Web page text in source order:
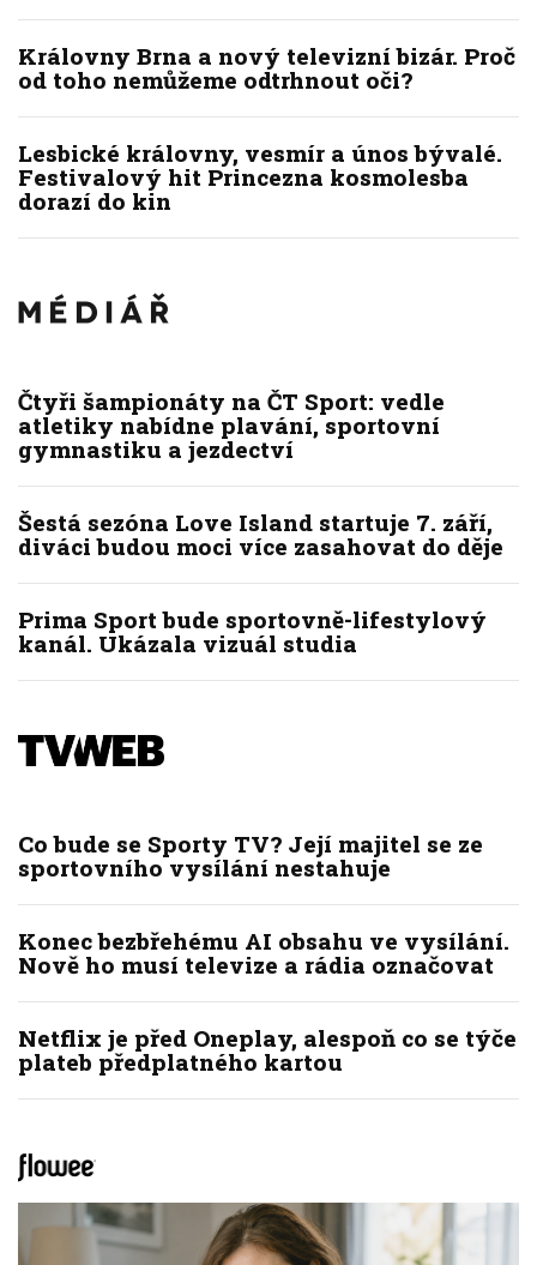
Královny Brna a nový televizní bizár. Proč
od toho nemůžeme odtrhnout oči?
Lesbické královny, vesmír a únos bývalé.
Festivalový hit Princezna kosmolesba
dorazí do kin
Čtyři šampionáty na ČT Sport: vedle
atletiky nabídne plavání, sportovní
gymnastiku a jezdectví
Šestá sezóna Love Island startuje 7. září,
diváci budou moci více zasahovat do děje
Prima Sport bude sportovně-lifestylový
kanál. Ukázala vizuál studia
Co bude se Sporty TV? Její majitel se ze
sportovního vysílání nestahuje
Konec bezbřehému AI obsahu ve vysílání.
Nově ho musí televize a rádia označovat
Netflix je před Oneplay, alespoň co se týče
plateb předplatného kartou